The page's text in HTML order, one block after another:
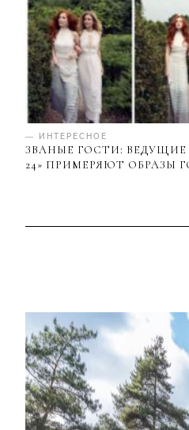
— ИНТЕРЕСНОЕ
ЗВАНЫЕ ГОСТИ:
24» ПРИМЕРЯЮТ ОБРАЗЫ